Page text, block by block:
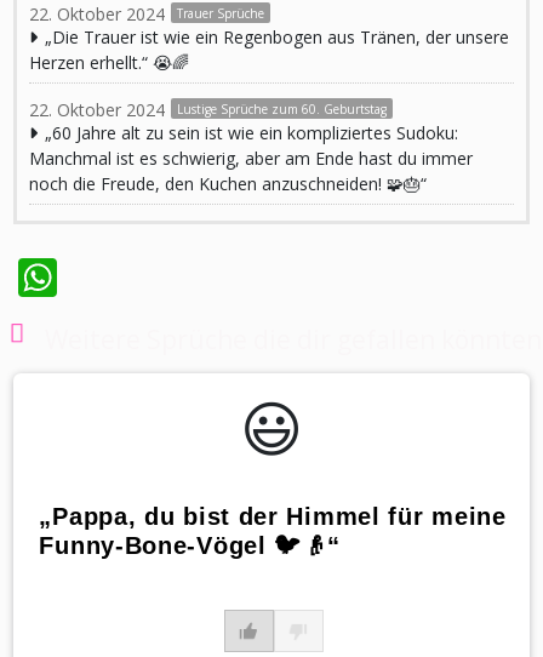
22. Oktober 2024 Trauer Sprüche
„Die Trauer ist wie ein Regenbogen aus Tränen, der unsere
Herzen erhellt.“ 😭🌈
22. Oktober 2024 Lustige Sprüche zum 60. Geburtstag
„60 Jahre alt zu sein ist wie ein kompliziertes Sudoku:
Manchmal ist es schwierig, aber am Ende hast du immer
noch die Freude, den Kuchen anzuschneiden! 🧩🎂“
😃️
„Pappa, du bist der Himmel für meine
Funny-Bone-Vögel 🐦👴“